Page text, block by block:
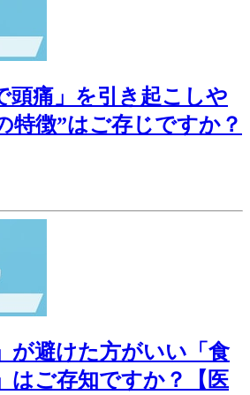
頭痛」を引き起こしや
特徴”はご存じですか？
が避けた方がいい「食
はご存知ですか？【医